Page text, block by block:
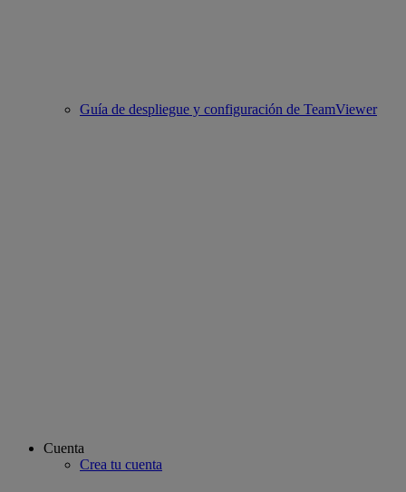
Guía de despliegue y configuración de TeamViewer
Cuenta
Crea tu cuenta